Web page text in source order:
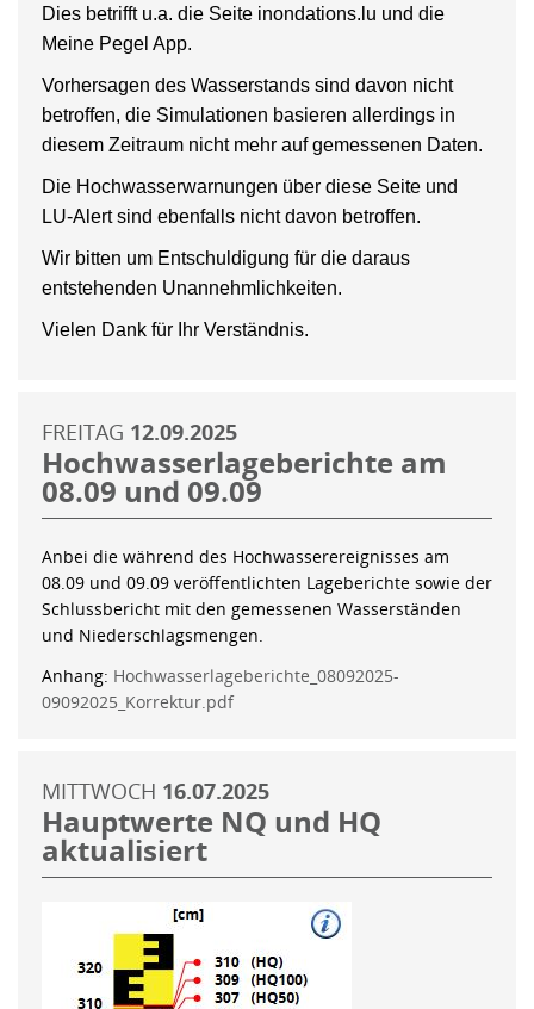
Dies betrifft u.a. die Seite inondations.lu und die
Meine Pegel App.
Vorhersagen des Wasserstands sind davon nicht
betroffen, die Simulationen basieren allerdings in
diesem Zeitraum nicht mehr auf gemessenen Daten.
Die Hochwasserwarnungen über diese Seite und
LU-Alert sind ebenfalls nicht davon betroffen.
Wir bitten um Entschuldigung für die daraus
entstehenden Unannehmlichkeiten.
Vielen Dank für Ihr Verständnis.
FREITAG 12.09.2025
Hochwasserlageberichte am
08.09 und 09.09
Anbei die während des Hochwasserereignisses am
08.09 und 09.09 veröffentlichten Lageberichte sowie der
Schlussbericht mit den gemessenen Wasserständen
und Niederschlagsmengen.
Anhang: Hochwasserlageberichte_08092025-
09092025_Korrektur.pdf
MITTWOCH 16.07.2025
Hauptwerte NQ und HQ
aktualisiert